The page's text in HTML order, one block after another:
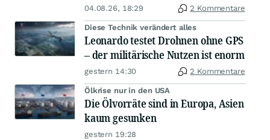
04.08.26, 18:29 2 Kommentare
Diese Technik verändert alles
Leonardo testet Drohnen ohne GPS
– der militärische Nutzen ist enorm
gestern 14:30 2 Kommentare
Ölkrise nur in den USA
Die Ölvorräte sind in Europa, Asien
kaum gesunken
gestern 19:28